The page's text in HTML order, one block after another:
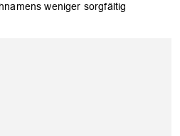
weniger sorgfältig